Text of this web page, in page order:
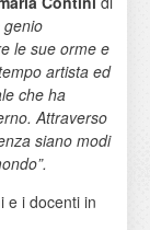
le sue orme e
artista ed
che ha
Attraverso
siano modi
e i docenti in